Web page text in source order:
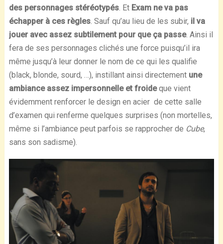
des personnages stéréotypés. Et Exam ne va pas
échapper à ces règles. Sauf qu’au lieu de les subir, il va
jouer avec assez subtilement pour que ça passe. Ainsi il
fera de ses personnages clichés une force puisqu’il ira
même jusqu’à leur donner le nom de ce qui les qualifie
(black, blonde, sourd, …), instillant ainsi directement une
ambiance assez impersonnelle et froideque vient
évidemment renforcer le design en acier de cette salle
d’examen qui renferme quelques surprises (non mortelles,
même si l’ambiance peut parfois se rapprocher de Cube,
sans son sadisme).